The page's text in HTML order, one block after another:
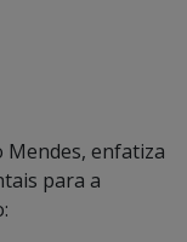
Mendes, enfatiza
para a